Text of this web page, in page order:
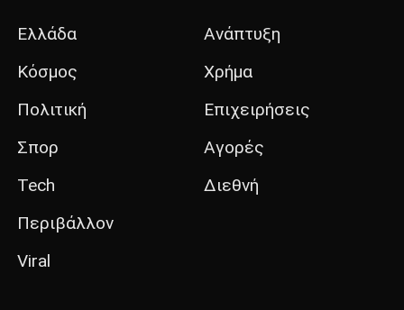
Ελλάδα
Κόσμος
Πολιτική
Σπορ
Tech
Περιβάλλον
Viral
Ανάπτυξη
Χρήμα
Επιχειρήσεις
Αγορές
Διεθνή